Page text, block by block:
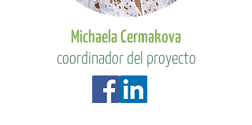
Michaela Cermakova
coordinador del proyecto